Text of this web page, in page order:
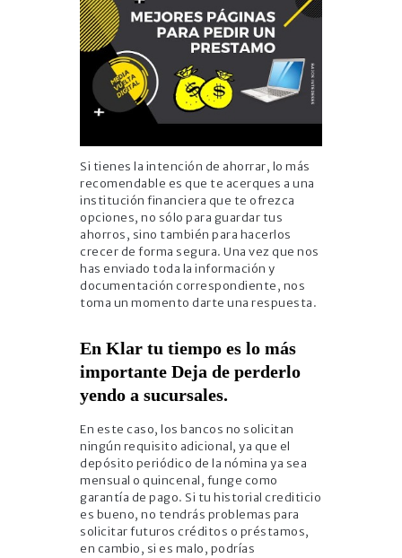
Si tienes la intención de ahorrar, lo más
recomendable es que te acerques a una
institución financiera que te ofrezca
opciones, no sólo para guardar tus
ahorros, sino también para hacerlos
crecer de forma segura. Una vez que nos
has enviado toda la información y
documentación correspondiente, nos
toma un momento darte una respuesta.
En Klar tu tiempo es lo más
importante Deja de perderlo
yendo a sucursales.
En este caso, los bancos no solicitan
ningún requisito adicional, ya que el
depósito periódico de la nómina ya sea
mensual o quincenal, funge como
garantía de pago. Si tu historial crediticio
es bueno, no tendrás problemas para
solicitar futuros créditos o préstamos,
en cambio, si es malo, podrías